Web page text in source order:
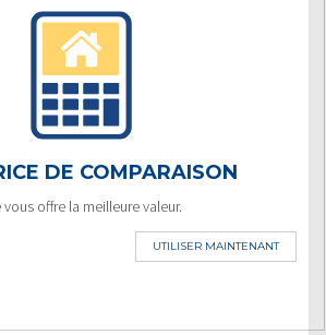
DE COMPARAISON
offre la meilleure valeur.
UTILISER MAINTENANT